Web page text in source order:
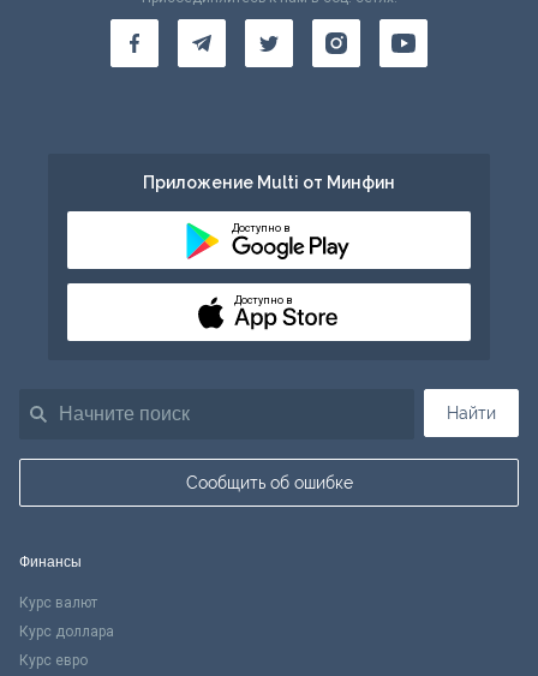
Найти
Сообщить об ошибке
Приложение Multi от Минфин
Доступно в
Доступно в
Финансы
Курс валют
Курс доллара
Курс евро